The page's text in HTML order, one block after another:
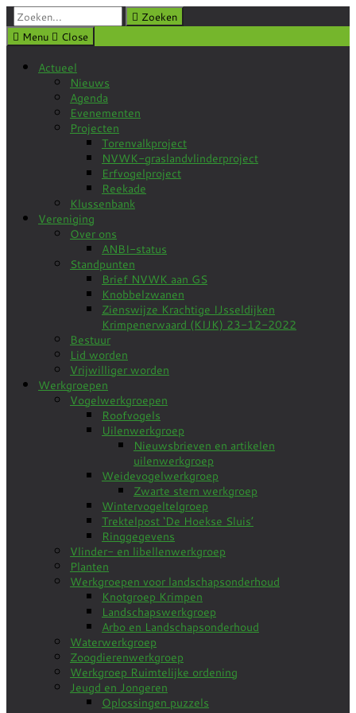
Zoeken:
Zoeken
Menu
Close
Actueel
Nieuws
Agenda
Evenementen
Projecten
Torenvalkproject
NVWK-graslandvlinderproject
Erfvogelproject
Reekade
Klussenbank
Vereniging
Over ons
ANBI-status
Standpunten
Brief NVWK aan GS
Knobbelzwanen
Zienswijze Krachtige IJsseldijken
Krimpenerwaard (KIJK) 23-12-2022
Bestuur
Lid worden
Vrijwilliger worden
Werkgroepen
Vogelwerkgroepen
Roofvogels
Uilenwerkgroep
Nieuwsbrieven en artikelen
uilenwerkgroep
Weidevogelwerkgroep
Zwarte stern werkgroep
Wintervogeltelgroep
Trektelpost ‘De Hoekse Sluis’
Ringgegevens
Vlinder- en libellenwerkgroep
Planten
Werkgroepen voor landschapsonderhoud
Knotgroep Krimpen
Landschapswerkgroep
Arbo en Landschapsonderhoud
Waterwerkgroep
Zoogdierenwerkgroep
Werkgroep Ruimtelijke ordening
Jeugd en Jongeren
Oplossingen puzzels